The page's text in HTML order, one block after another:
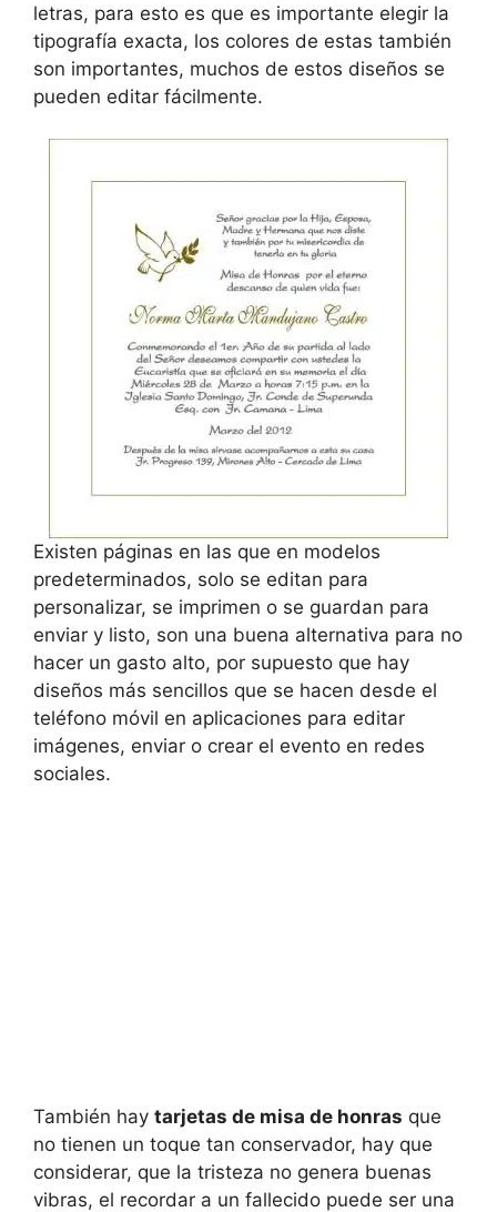
letras, para esto es que es importante elegir la
tipografía exacta, los colores de estas también
son importantes, muchos de estos diseños se
pueden editar fácilmente.
Existen páginas en las que en modelos
predeterminados, solo se editan para
personalizar, se imprimen o se guardan para
enviar y listo, son una buena alternativa para no
hacer un gasto alto, por supuesto que hay
diseños más sencillos que se hacen desde el
teléfono móvil en aplicaciones para editar
imágenes, enviar o crear el evento en redes
sociales.
También hay tarjetas de misa de honras que
no tienen un toque tan conservador, hay que
considerar, que la tristeza no genera buenas
vibras, el recordar a un fallecido puede ser una